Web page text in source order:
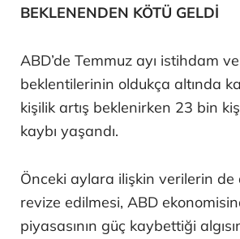
BEKLENENDEN KÖTÜ GELDİ
ABD’de Temmuz ayı istihdam
beklentilerinin oldukça altında
kişilik artış beklenirken 23 bin
kaybı yaşandı.
Önceki aylara ilişkin verilerin de
revize edilmesi, ABD
piyasasının güç kaybettiği